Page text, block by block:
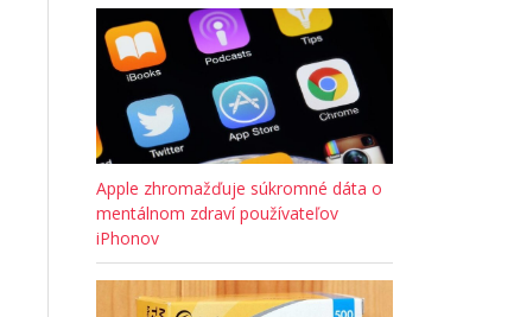
Apple zhromažďuje súkromné dáta o
mentálnom zdraví používateľov
iPhonov